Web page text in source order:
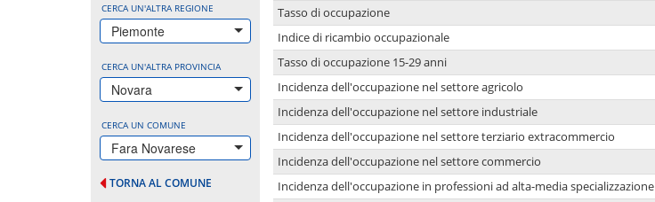
CERCA UN'ALTRA REGIONE
Piemonte
CERCA UN'ALTRA PROVINCIA
Novara
CERCA UN COMUNE
Fara Novarese
TORNA AL COMUNE
Tasso di occupazione
Indice di ricambio occupazionale
Tasso di occupazione 15-29 anni
Incidenza dell'occupazione nel settore agricolo
Incidenza dell'occupazione nel settore industriale
Incidenza dell'occupazione nel settore terziario extracommercio
Incidenza dell'occupazione nel settore commercio
Incidenza dell'occupazione in professioni ad alta-media specializzazione